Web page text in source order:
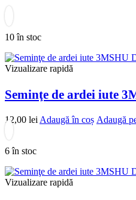
10 în stoc
Vizualizare rapidă
Seminţe de ardei iute
12,00 lei Adaugă în coș Adaugă
6 în stoc
Vizualizare rapidă